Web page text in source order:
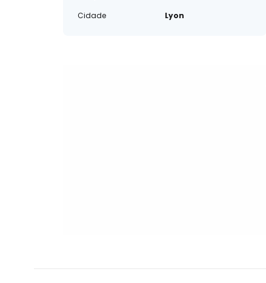
Cidade
Lyon